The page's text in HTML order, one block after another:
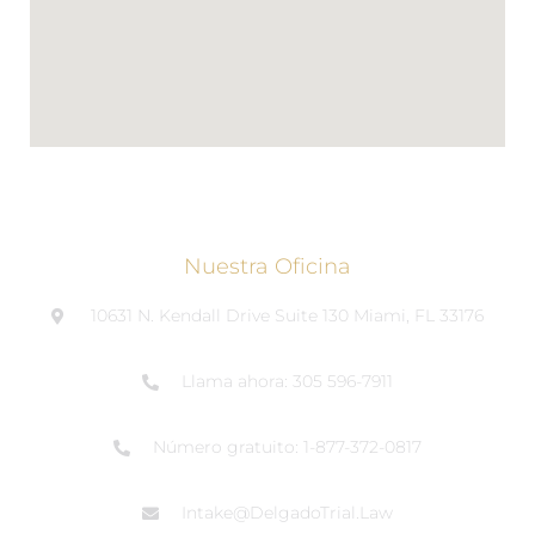
Nuestra Oficina
10631 N. Kendall Drive Suite 130 Miami, FL 33176
Llama ahora: 305 596-7911
Número gratuito: 1-877-372-0817
Intake@DelgadoTrial.Law